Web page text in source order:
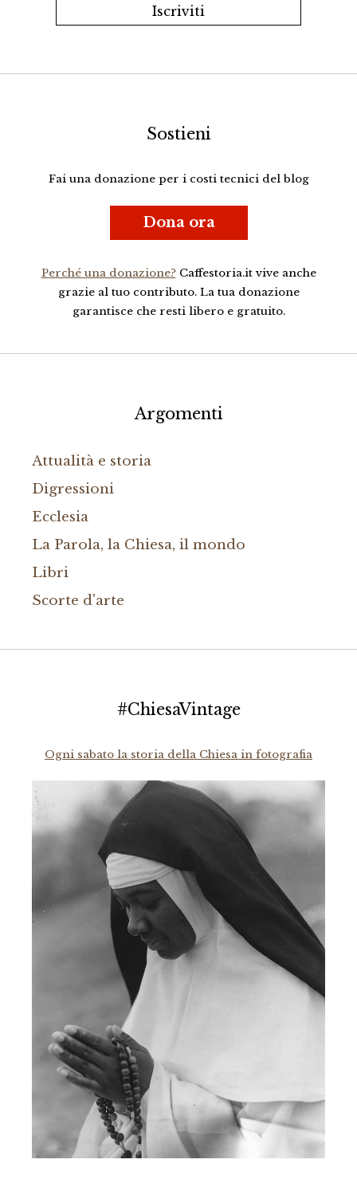
Sostieni
Fai una donazione per i costi tecnici del blog
Dona ora
Perché una donazione?Caffestoria.it vive anche
grazie al tuo contributo. La tua donazione
garantisce che resti libero e gratuito.
Argomenti
Attualità e storia
Digressioni
Ecclesia
La Parola, la Chiesa, il mondo
Libri
Scorte d'arte
#ChiesaVintage
Ogni sabato la storia della Chiesa in fotografia